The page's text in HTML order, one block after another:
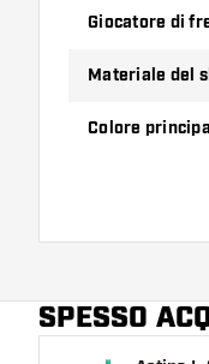
Assicuratevi
Provate un
addice di più!
Giocatore di
Materiale del
Colore
SPESSO